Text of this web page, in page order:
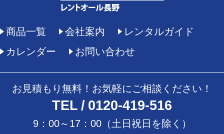
商品一覧 会社案内
レンタルガイド
カレンダー
お問い合わせ
お見積もり無料！お気軽にご相談ください！
TEL 0120-419-516
9：00～17：00（土日祝日を除く）